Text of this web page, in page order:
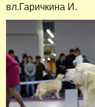
вл.Гаричкина И.